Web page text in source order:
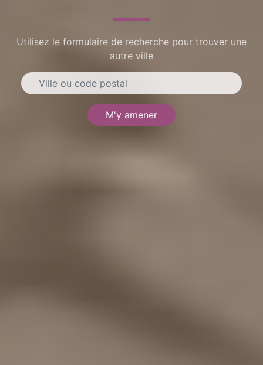
Utilisez le formulaire de recherche pour trouver une
autre ville
M'y amener